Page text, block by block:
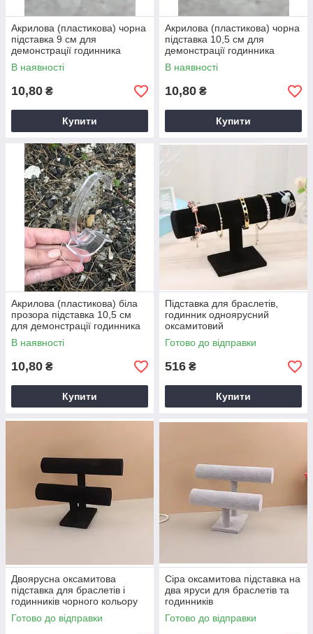
Акрилова (пластикова) чорна
підставка 9 см для
демонстрації годинника
В наявності
10,80 ₴
Купити
Акрилова (пластикова) чорна
підставка 10,5 см для
демонстрації годинника
В наявності
10,80 ₴
Купити
Акрилова (пластикова) біла
прозора підставка 10,5 см
для демонстрації годинника
В наявності
10,80 ₴
Купити
Підставка для браслетів,
годинник одноярусний
оксамитовий
Готово до відправки
516 ₴
Купити
Двоярусна оксамитова
підставка для браслетів і
годинників чорного кольору
Готово до відправки
Сіра оксамитова підставка на
два яруси для браслетів та
годинників
Готово до відправки